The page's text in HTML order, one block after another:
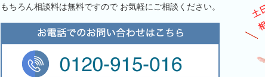
もちろん相談料は無料ですので お気軽にご相談ください。